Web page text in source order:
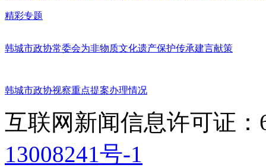
精彩专题
韩城市政协常委会为非物质文化遗产保护传承建言献策
韩城市政协视察重点提案办理情况
互联网新闻信息许可证：
13008241号-1